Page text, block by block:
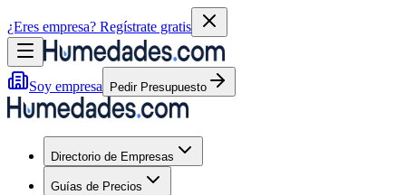
¿Eres empresa? Regístrate gratis
Soy empresa Pedir Presupuesto
Directorio de Empresas
Guías de Precios